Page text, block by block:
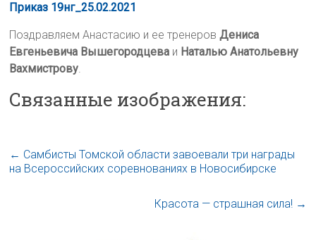
Приказ 19нг_25.02.2021
Поздравляем Анастасию и ее тренеровДениса
Евгеньевича Вышегородцева и Наталью Анатольевну
Вахмистрову.
Связанные изображения:
← Самбисты Томской области завоевали три награды
на Всероссийских соревнованиях в Новосибирске
Красота — страшная сила! →